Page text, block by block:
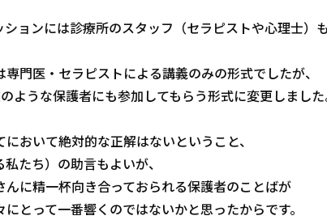
ョンには診療所のスタッフ（セラピストや心理士）も
門医・セラピストによる講義のみの形式でしたが、
ような保護者にも参加してもらう形式に変更しました
おいて絶対的な正解はないということ、
たち）の助言もよいが、
んに精一杯向き合っておられる保護者のことばが
とって一番響くのではないかと思ったからです。